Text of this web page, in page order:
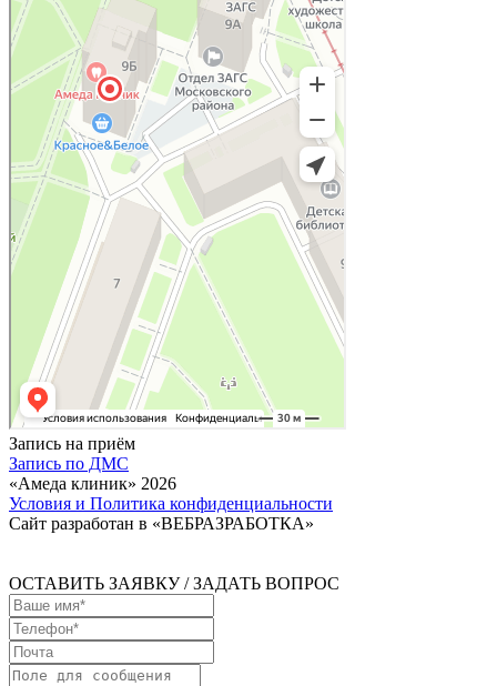
Запись на приём
Запись по ДМС
«Амеда клиник» 2026
Условия и Политика конфиденциальности
Сайт разработан в «ВЕБРАЗРАБОТКА»
ОСТАВИТЬ ЗАЯВКУ / ЗАДАТЬ ВОПРОС